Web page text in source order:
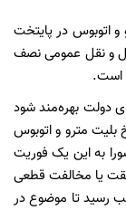
و اتوبوس در پایتخت
و نقل عمومی نصف
است.
دولت بهره‌مند شود
مترو و اتوبوس
به این یک فوریت
یا مخالفت قطعی
رسید تا موضوع در